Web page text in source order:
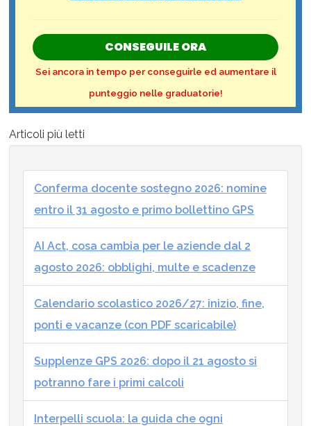
CONSEGUILE ORA
Sei ancora in tempo per conseguirle ed aumentare il
punteggio nelle graduatorie!
Articoli più letti
Conferma docente sostegno 2026: nomine
entro il 31 agosto e primo bollettino GPS
AI Act, cosa cambia per le aziende dal 2
agosto 2026: obblighi, multe e scadenze
Calendario scolastico 2026/27: inizio, fine,
ponti e vacanze (con PDF scaricabile)
Supplenze GPS 2026: dopo il 21 agosto si
potranno fare i primi calcoli
Interpelli scuola: la guida che ogni